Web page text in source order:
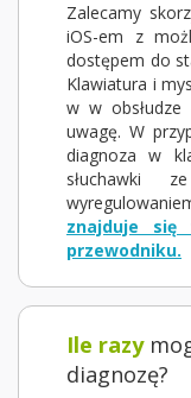
Zalecamy
iOS-em z
dostępem do
Klawiatura i
w w obsłudze
uwagę. W
diagnoza w
słuchawki
znajduje się
przewodniku.
Ile razy
diagnozę?